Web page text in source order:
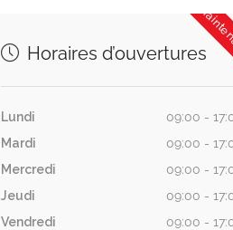
Horaires d’ouvertures
Lundi
09:00 -
Mardi
09:00 -
Mercredi
09:00 -
Jeudi
09:00 -
Vendredi
09:00 -